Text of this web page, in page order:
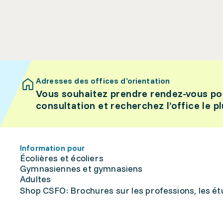
Adresses des offices d’orientation
Vous souhaitez prendre rendez-vous
consultation et recherchez l’office le
Information pour
Écolières et écoliers
Gymnasiennes et gymnasiens
Adultes
Shop CSFO: Brochures sur les professions, les